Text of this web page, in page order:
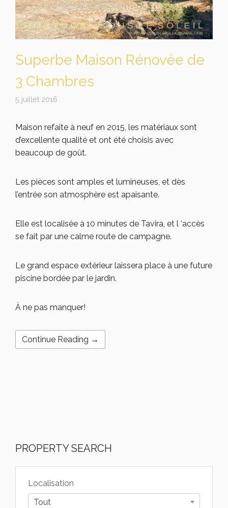
Superbe Maison Rénovée de
3 Chambres
5 juillet 2016
Maison refaite à neuf en 2015, les matériaux sont
d’excellente qualité et ont été choisis avec
beaucoup de goût.
Les pièces sont amples et lumineuses, et dès
l’entrée son atmosphère est apaisante.
Elle est localisée à 10 minutes de Tavira, et l ‘accès
se fait par une calme route de campagne.
Le grand espace extérieur laissera place à une future
piscine bordée par le jardin.
À ne pas manquer!
Continue Reading →
PROPERTY SEARCH
Localisation
Tout